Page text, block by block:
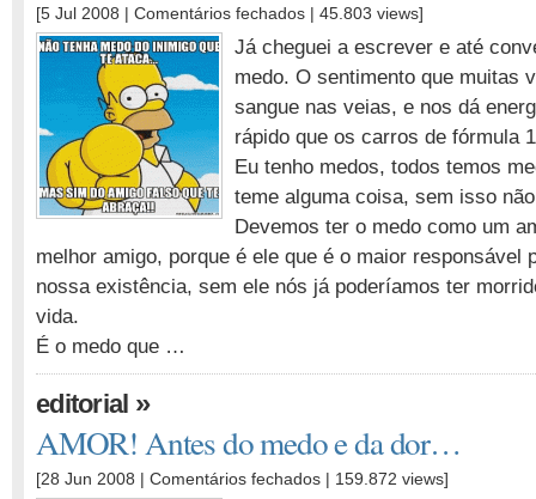
[5 Jul 2008 | Comentários fechados em
medo
amigo!
| 45.803 views]
Já cheguei a escrever e até
medo. O sentimento que muitas
sangue nas veias, e nos dá
rápido que os carros de fórmula
Eu tenho medos, todos temos
teme alguma coisa, sem isso
Devemos ter o medo como um
melhor amigo, porque é ele que é o maior responsável
nossa existência, sem ele nós já poderíamos ter
vida.
É o medo que …
editorial »
AMOR! Antes do medo e da dor…
[28 Jun 2008 | Comentários fechados em| 159.872 views]